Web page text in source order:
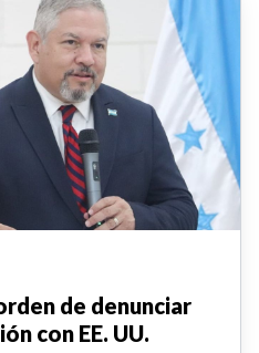
de denunciar
con EE. UU.